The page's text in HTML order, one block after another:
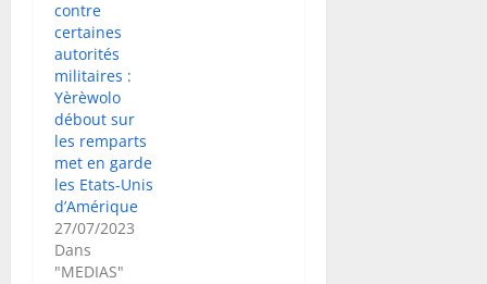
contre
certaines
autorités
militaires :
Yèrèwolo
débout sur
les remparts
met en garde
les Etats-Unis
d’Amérique
27/07/2023
Dans
"MEDIAS"